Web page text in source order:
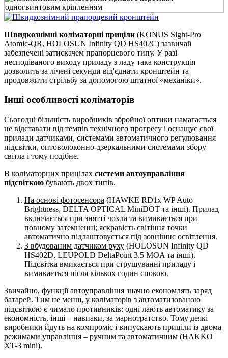
Швидкознімні коліматорні приціли (KONUS Sight-Pro
Atomic-QR, HOLOSUN Infinity QD HS402C) зазвичай
забезпечені затискачем прапорцевого типу. У разі
несподіваного виходу приладу з ладу така конструкція
дозволить за лічені секунди від'єднати кронштейн та
продовжити стрільбу за допомогою штатної «механіки».
Інші особливості коліматорів
Сьогодні більшість виробників збройної оптики намагається
не відставати від темпів технічного прогресу і оснащує свої
прилади датчиками, системами автоматичного регулювання
підсвітки, оптоволоконно-дзеркальними системами збору
світла і тому подібне.
В коліматорних прицілах системи автоуправління
підсвіткою бувають двох типів.
На основі фотосенсора (HAWKE RD1x WP Auto
Brightness, DELTA OPTICAL MiniDOT та інші). Прилад
включається при знятті чохла та вимикається при
повному затемненні; яскравість світіння точки
автоматично підлаштовується під зовнішнє освітлення.
З вбудованим датчиком руху (HOLOSUN Infinity QD
HS402D, LEUPOLD DeltaPoint 3.5 MOA та інші).
Підсвітка вмикається при струшуванні приладу і
вимикається після кількох годин спокою.
Звичайно, функції автоуправління значно економлять заряд
батарей. Тим не менш, у коліматорів з автоматизованою
підсвіткою є чимало противників: одні лають автоматику за
економність, інші – навпаки, за марнотратство. Тому деякі
виробники йдуть на компроміс і випускають приціли із двома
режимами управління – ручним та автоматичним (HAKKO
XT-3 mini).